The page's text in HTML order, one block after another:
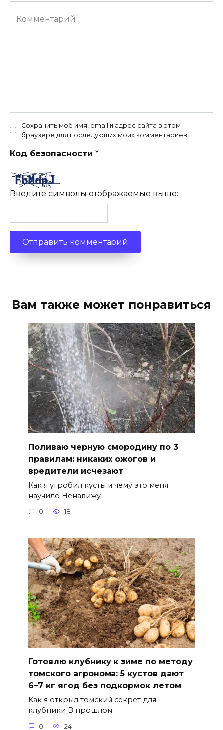
Комментарий
Сохранить моё имя, email и адрес сайта в этом
браузере для последующих моих комментариев.
Код безопасности *
Введите символы отображаемые выше:
Вам также может понравиться
Поливаю черную смородину по 3
правилам: никаких ожогов и
вредители исчезают
Как я угробил кусты и чему это меня
научило Ненавижу
0 18
Готовлю клубнику к зиме по методу
томского агронома: 5 кустов дают
6–7 кг ягод без подкормок летом
Как я открыл томский секрет для
клубники В прошлом
0 24